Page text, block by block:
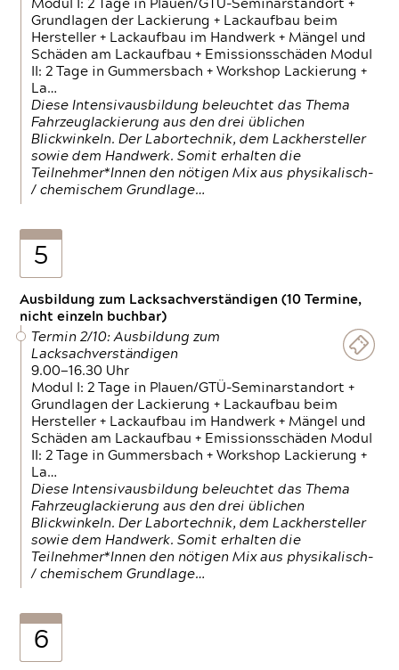
Modul I: 2 Tage in Plauen/GTÜ-Seminarstandort +
Grundlagen der Lackierung + Lackaufbau beim
Hersteller + Lackaufbau im Handwerk + Mängel und
Schäden am Lackaufbau + Emissionsschäden Modul
II: 2 Tage in Gummersbach + Workshop Lackierung +
La…
Diese Intensivausbildung beleuchtet das Thema
Fahrzeuglackierung aus den drei üblichen
Blickwinkeln. Der Labortechnik, dem Lackhersteller
sowie dem Handwerk. Somit erhalten die
Teilnehmer*Innen den nötigen Mix aus physikalisch-
/ chemischem Grundlage…
5
Ausbildung zum Lacksachverständigen (10 Termine,
nicht einzeln buchbar)
Termin 2/10: Ausbildung zum
Lacksachverständigen
9.00—16.30 Uhr
Modul I: 2 Tage in Plauen/GTÜ-Seminarstandort +
Grundlagen der Lackierung + Lackaufbau beim
Hersteller + Lackaufbau im Handwerk + Mängel und
Schäden am Lackaufbau + Emissionsschäden Modul
II: 2 Tage in Gummersbach + Workshop Lackierung +
La…
Diese Intensivausbildung beleuchtet das Thema
Fahrzeuglackierung aus den drei üblichen
Blickwinkeln. Der Labortechnik, dem Lackhersteller
sowie dem Handwerk. Somit erhalten die
Teilnehmer*Innen den nötigen Mix aus physikalisch-
/ chemischem Grundlage…
6